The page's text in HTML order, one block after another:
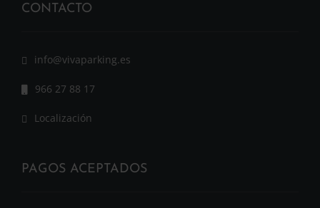
CONTACTO
info@vivaparking.es
966 27 88 17
Localización
PAGOS ACEPTADOS